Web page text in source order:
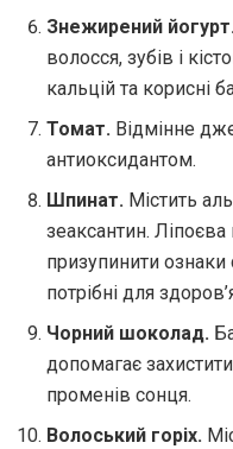
Знежирений
волосся, зубів і
кальцій та корисні
Томат. Відмінне
антиоксидантом.
Шпинат. Містить
зеаксантин.
призупинити ознаки
потрібні для
Чорний шоколад.
допомагає
променів сонця.
Волоський горіх.